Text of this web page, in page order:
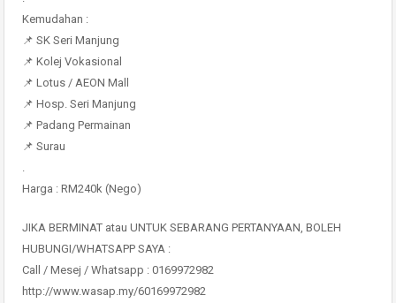
Kemudahan :
📌 SK Seri Manjung
📌 Kolej Vokasional
📌 Lotus / AEON Mall
📌 Hosp. Seri Manjung
📌 Padang Permainan
📌 Surau
Harga : RM240k (Nego)
JIKA BERMINAT atau UNTUK SEBARANG PERTANYAAN, BOLEH
HUBUNGI/WHATSAPP SAYA :
Call / Mesej / Whatsapp : 0169972982
http://www.wasap.my/60169972982